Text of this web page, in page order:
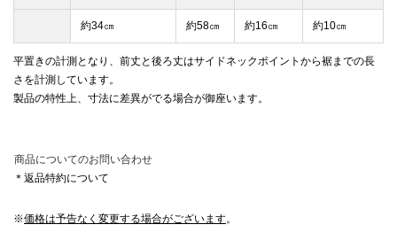
約34㎝ 約58㎝ 約16㎝ 約10㎝
平置きの計測となり、前丈と後ろ丈はサイドネックポイントから裾までの長
さを計測しています。
製品の特性上、寸法に差異がでる場合が御座います。
商品についてのお問い合わせ
＊返品特約について
※価格は予告なく変更する場合がございます。